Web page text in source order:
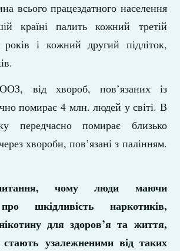
всього працездатного населення
країні палить кожний третій
років і кожний другий підліток,
від хвороб, пов’язаних із
помирає 4 млн. людей у світі. В
передчасно помирає близько
хвороби, пов’язані з палінням.
чому люди маючи
шкідливість наркотиків,
для здоров’я та життя,
узалежненими від таких